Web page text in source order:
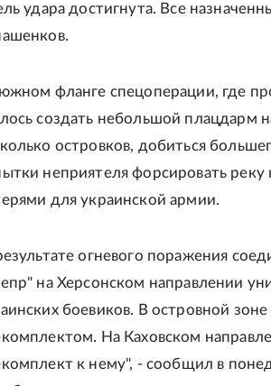
удара достигнута. Все
фланге спецоперации, где
создать небольшой плацдарм
островков, добиться
неприятеля форсировать
для украинской армии.
огневого поражения
на Херсонском направлении
боевиков. В островной
На Каховском
к нему", - сообщил в